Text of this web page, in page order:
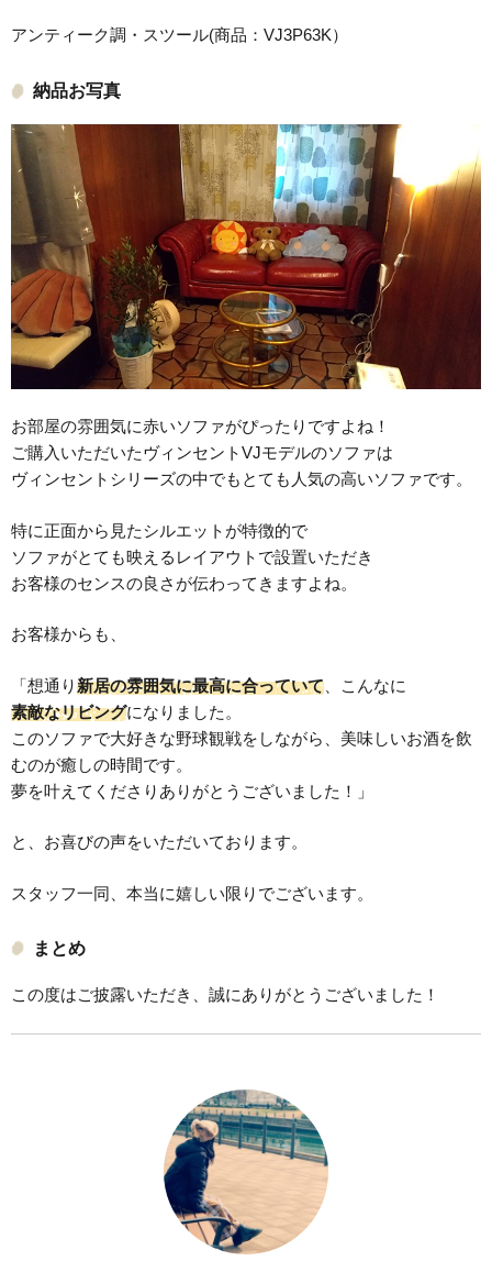
アンティーク調・スツール(商品：VJ3P63K）
納品お写真
お部屋の雰囲気に赤いソファがぴったりですよね！
ご購入いただいたヴィンセントVJモデルのソファは
ヴィンセントシリーズの中でもとても人気の高いソファです。
特に正面から見たシルエットが特徴的で
ソファがとても映えるレイアウトで設置いただき
お客様のセンスの良さが伝わってきますよね。
お客様からも、
「想通り新居の雰囲気に最高に合っていて 、こんなに
素敵なリビングになりました。
このソファで大好きな野球観戦をしながら、美味しいお酒を飲
むのが癒しの時間です。
夢を叶えてくださりありがとうございました！」
と、お喜びの声をいただいております。
スタッフ一同、本当に嬉しい限りでございます。
まとめ
この度はご披露いただき、誠にありがとうございました！